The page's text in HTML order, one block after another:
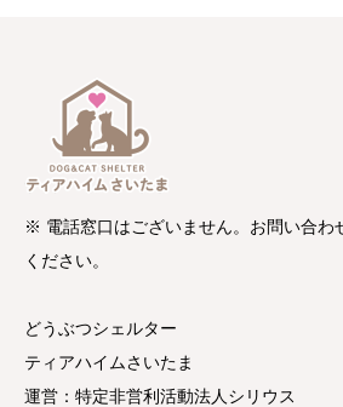
※ 電話窓口はございません。お問い合わ
ください。
どうぶつシェルター
ティアハイムさいたま
運営：特定非営利活動法人シリウス